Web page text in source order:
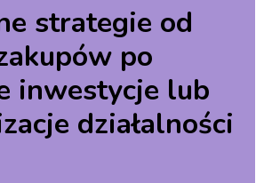
strategie od
po
inwestycje lub
działalności